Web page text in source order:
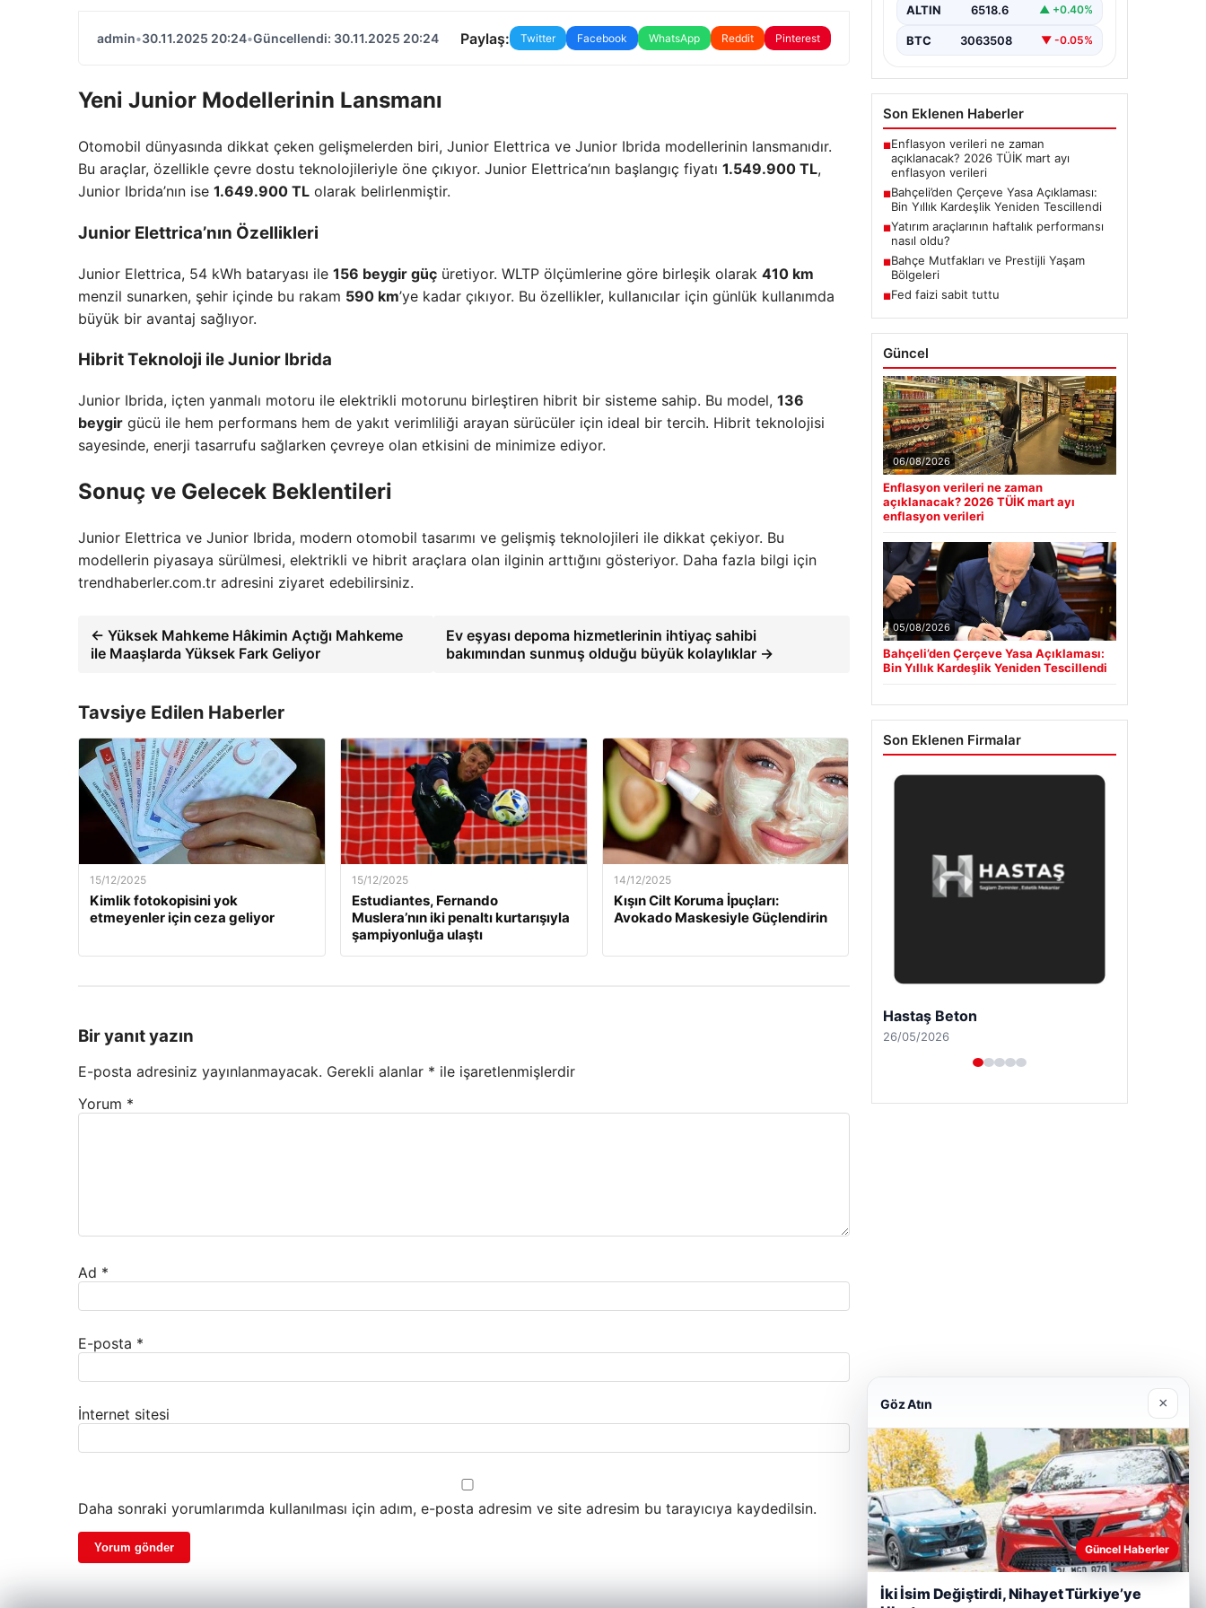
admin•30.11.2025 20:24•Güncellendi: 30.11.2025 20:24 Paylaş: Twitter Facebook WhatsApp Reddit Pinterest
Yeni Junior Modellerinin Lansmanı
Otomobil dünyasında dikkat çeken gelişmelerden biri, Junior Elettrica ve Junior Ibrida modellerinin lansmanıdır.
Bu araçlar, özellikle çevre dostu teknolojileriyle öne çıkıyor. Junior Elettrica’nın başlangıç fiyatı 1.549.900 TL,
Junior Ibrida’nın ise 1.649.900 TL olarak belirlenmiştir.
Junior Elettrica’nın Özellikleri
Junior Elettrica, 54 kWh bataryası ile 156 beygir güç üretiyor. WLTP ölçümlerine göre birleşik olarak 410 km
menzil sunarken, şehir içinde bu rakam 590 km’ye kadar çıkıyor. Bu özellikler, kullanıcılar için günlük kullanımda
büyük bir avantaj sağlıyor.
Hibrit Teknoloji ile Junior Ibrida
Junior Ibrida, içten yanmalı motoru ile elektrikli motorunu birleştiren hibrit bir sisteme sahip. Bu model, 136
beygir gücü ile hem performans hem de yakıt verimliliği arayan sürücüler için ideal bir tercih. Hibrit teknolojisi
sayesinde, enerji tasarrufu sağlarken çevreye olan etkisini de minimize ediyor.
Sonuç ve Gelecek Beklentileri
Junior Elettrica ve Junior Ibrida, modern otomobil tasarımı ve gelişmiş teknolojileri ile dikkat çekiyor. Bu
modellerin piyasaya sürülmesi, elektrikli ve hibrit araçlara olan ilginin arttığını gösteriyor. Daha fazla bilgi için
trendhaberler.com.tr adresini ziyaret edebilirsiniz.
← Yüksek Mahkeme Hâkimin Açtığı Mahkeme
ile Maaşlarda Yüksek Fark Geliyor
Ev eşyası depoma hizmetlerinin ihtiyaç sahibi
bakımından sunmuş olduğu büyük kolaylıklar →
Tavsiye Edilen Haberler
15/12/2025
Kimlik fotokopisini yok
etmeyenler için ceza geliyor
15/12/2025
Estudiantes, Fernando
Muslera’nın iki penaltı kurtarışıyla
şampiyonluğa ulaştı
14/12/2025
Kışın Cilt Koruma İpuçları:
Avokado Maskesiyle Güçlendirin
Bir yanıt yazın
E-posta adresiniz yayınlanmayacak. Gerekli alanlar * ile işaretlenmişlerdir
Yorum *
Ad *
E-posta *
İnternet sitesi
Daha sonraki yorumlarımda kullanılması için adım, e-posta adresim ve site adresim bu tarayıcıya kaydedilsin.
imzalanan…
ALTIN 6518.6 ▲ +0.40%
BTC 3063508 ▼ -0.05%
Son Eklenen Haberler
■Enflasyon verileri ne zaman
açıklanacak? 2026 TÜİK mart ayı
enflasyon verileri
■Bahçeli’den Çerçeve Yasa Açıklaması:
Bin Yıllık Kardeşlik Yeniden Tescillendi
■Yatırım araçlarının haftalık performansı
nasıl oldu?
■Bahçe Mutfakları ve Prestijli Yaşam
Bölgeleri
■Fed faizi sabit tuttu
Güncel
06/08/2026
Enflasyon verileri ne zaman
açıklanacak? 2026 TÜİK mart ayı
enflasyon verileri
05/08/2026
Bahçeli’den Çerçeve Yasa Açıklaması:
Bin Yıllık Kardeşlik Yeniden Tescillendi
Son Eklenen Firmalar
Prenses Night Club
29/04/2026
Göz Atın ×
Güncel Haberler
İki İsim Değiştirdi, Nihayet Türkiye’ye